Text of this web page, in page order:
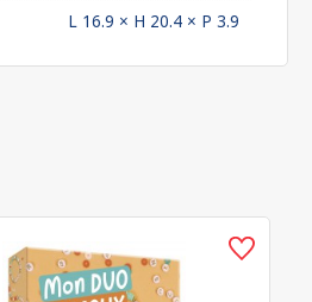
L 16.9 × H 20.4 × P 3.9